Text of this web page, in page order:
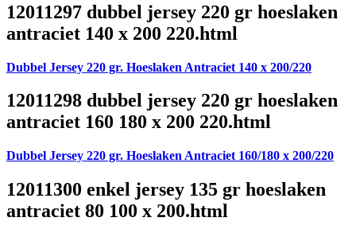
12011297 dubbel jersey 220 gr hoeslaken
antraciet 140 x 200 220.html
Dubbel Jersey 220 gr. Hoeslaken Antraciet 140 x 200/220
12011298 dubbel jersey 220 gr hoeslaken
antraciet 160 180 x 200 220.html
Dubbel Jersey 220 gr. Hoeslaken Antraciet 160/180 x 200/220
12011300 enkel jersey 135 gr hoeslaken
antraciet 80 100 x 200.html